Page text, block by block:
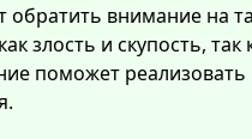
обратить внимание на
злость и скупость, так
поможет